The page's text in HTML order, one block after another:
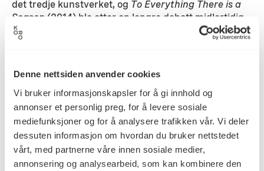
Denne nettsiden anvender cookies
Vi bruker informasjonskapsler for å gi innhold og
annonser et personlig preg, for å levere sosiale
mediefunksjoner og for å analysere trafikken vår. Vi deler
dessuten informasjon om hvordan du bruker nettstedet
vårt, med partnerne våre innen sosiale medier,
annonsering og analysearbeid, som kan kombinere den
det tredje kunstverket, og To Everything There is a
Season (2014) ble etter en lengre debatt midlertidig
montert i resepsjonsområdet til Kulturdirektoratet i
andre etasje i A-blokka.
Det var Hilde Skjeggestad og Ane Hjort Guttu som
kuraterte kunstprosjektet til R6 i 2012. I tillegg til
Bairds tre malerier, inkluderer kunstprosjektet
verkeneGrass Roots Squareav Do Ho Suh og